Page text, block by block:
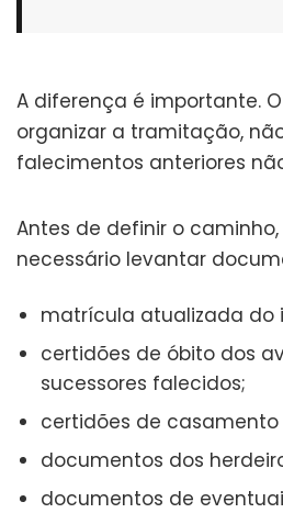
A diferença é importante.
organizar a tramitação,
falecimentos anteriores
Antes de definir o
necessário levantar
matrícula atualizada do
certidões de óbito dos
sucessores falecidos;
certidões de casamento
documentos dos
documentos de